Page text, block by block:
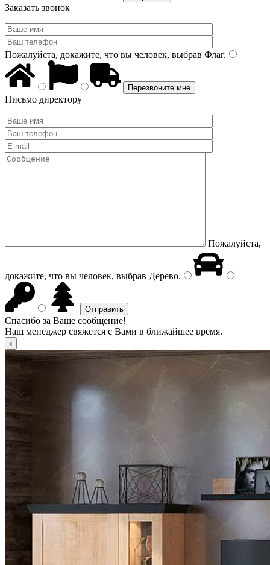
Заказать звонок
Пожалуйста, докажите, что вы человек, выбрав Флаг.
Письмо директору
Пожалуйста,
докажите, что вы человек, выбрав Дерево.
Спасибо за Ваше сообщение!
Наш менеджер свяжется с Вами в ближайшее время.